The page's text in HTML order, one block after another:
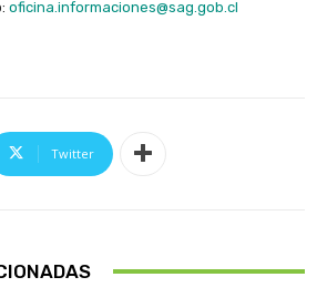
oficina.informaciones@sag.gob.cl
Twitter